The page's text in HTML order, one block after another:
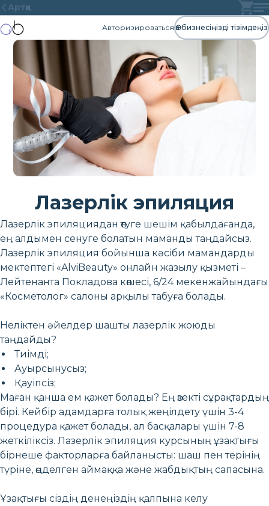
Артқа
Авторизироваться Өз бизнесіңізді тізімдеңіз
Лазерлік эпиляция
Лазерлік эпиляциядан өтуге шешім қабылдағанда,
ең алдымен сенуге болатын маманды таңдайсыз.
Лазерлік эпиляция бойынша кәсіби мамандарды
мектептегі «AlviBeauty» онлайн жазылу қызметі –
Лейтенанта Покладова көшесі, 6/24 мекенжайындағы
«Косметолог» салоны арқылы табуға болады.
Неліктен әйелдер шашты лазерлік жоюды
таңдайды?
Тиімді;
Ауырсынусыз;
Қауіпсіз;
Маған қанша ем қажет болады? Ең өзекті сұрақтардың
бірі. Кейбір адамдарға толық жеңілдету үшін 3-4
процедура қажет болады, ал басқалары үшін 7-8
жеткіліксіз. Лазерлік эпиляция курсының ұзақтығы
бірнеше факторларға байланысты: шаш пен терінің
түріне, өңделген аймаққа және жабдықтың сапасына.
Ұзақтығы сіздің денеңіздің қалпына келу